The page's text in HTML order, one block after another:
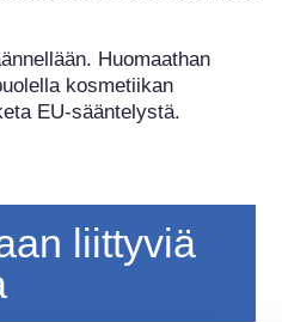
Huomaathan
kosmetiikan
EU-sääntelystä.
liittyviä